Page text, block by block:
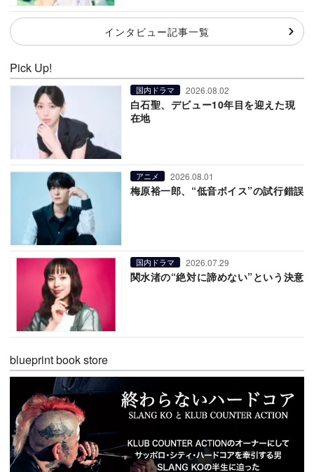
インタビュー記事一覧
Pick Up!
国内ドラマ 2026.08.02
白石聖、デビュー10年目を迎えた現
在地
アニメ 2026.08.01
梅原裕一郎、“低音ボイス”の試行錯誤
国内ドラマ 2026.07.29
関水渚の“絶対に諦めない”という決意
blueprint book store